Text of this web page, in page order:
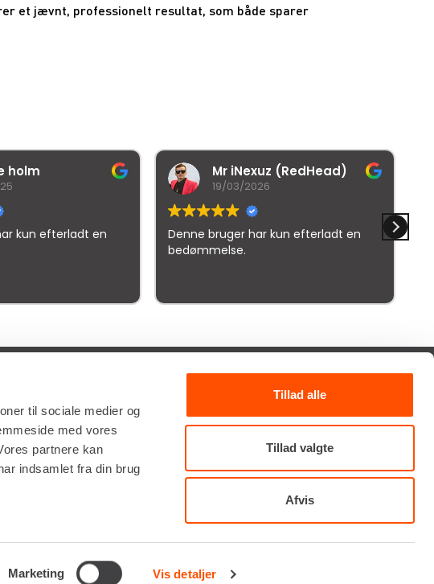
til sociale medier og
med vores
partnere kan
indsamlet fra din brug
Marketing Vis detaljer
Tillad alle
Tillad valgte
Afvis
et jævnt, professionelt resultat, som både sparer
holm
kun efterladt en
Mr iNexuz (RedHead)
19/03/2026
Denne bruger har kun efterladt en
bedømmelse.